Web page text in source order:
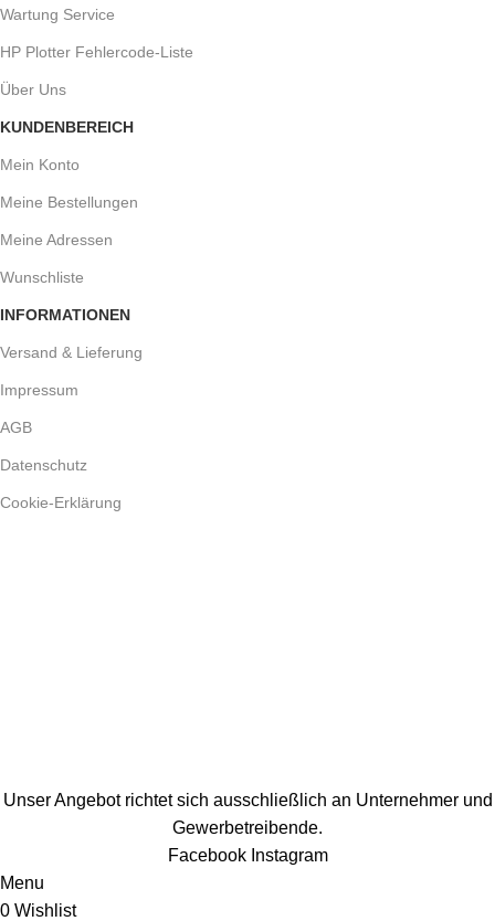
Wartung Service
HP Plotter Fehlercode-Liste
Über Uns
KUNDENBEREICH
Mein Konto
Meine Bestellungen
Meine Adressen
Wunschliste
INFORMATIONEN
Versand & Lieferung
Impressum
AGB
Datenschutz
Cookie-Erklärung
Unser Angebot richtet sich ausschließlich an Unternehmer und
Gewerbetreibende.
Facebook Instagram
Menu
0 Wishlist